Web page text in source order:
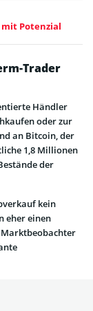
mit Potenzial
Trader
Händler
oder zur
an Bitcoin, der
1,8 Millionen
der
kein
eher einen